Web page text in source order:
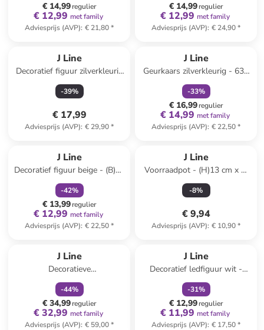
€ 14,99regulier
€ 12,99 met family
Adviesprijs (AVP): € 21,80*
€ 14,99regulier
€ 12,99 met family
Adviesprijs (AVP): € 24,90*
J Line
Decoratief figuur zilverkleurig
- (H)27 cm
-39%
€ 17,99
Adviesprijs (AVP): € 29,90*
J Line
Geurkaars zilverkleurig - 630
g
-33%
€ 16,99regulier
€ 14,99 met family
Adviesprijs (AVP): € 22,50*
J Line
Decoratief figuur beige - (B)20
x (H)42 x (D)19 cm
-42%
€ 13,99regulier
€ 12,99 met family
Adviesprijs (AVP): € 22,50*
J Line
Voorraadpot - (H)13 cm x Ø
12,5 cm
-8%
€ 9,94
Adviesprijs (AVP): € 10,90*
J Line
Decoratieve
ledadventskalender
rood/groen/wit - (B)38 x (H)41
cm
-44%
€ 34,99regulier
€ 32,99 met family
Adviesprijs (AVP): € 59,00*
J Line
Decoratief ledfiguur wit -
(B)19 x (H)28 x (D)5 cm
-31%
€ 12,99regulier
€ 11,99 met family
Adviesprijs (AVP): € 17,50*